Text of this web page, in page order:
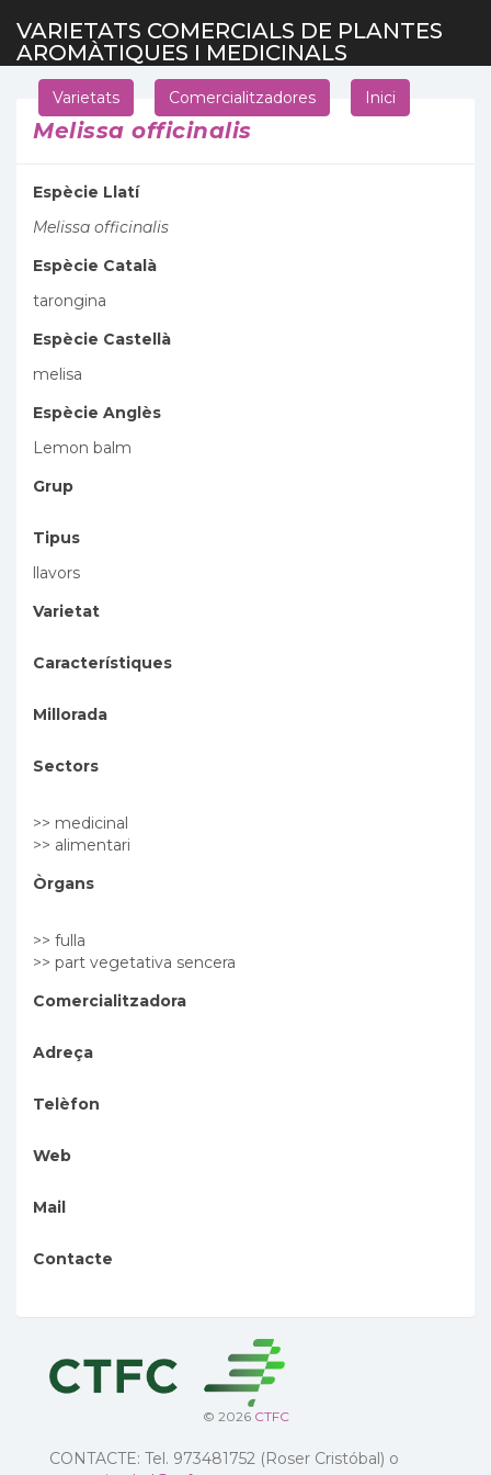
VARIETATS COMERCIALS DE PLANTES
AROMÀTIQUES I MEDICINALS
Varietats Comercialitzadores Inici
Melissa officinalis
Espècie Llatí
Melissa officinalis
Espècie Català
tarongina
Espècie Castellà
melisa
Espècie Anglès
Lemon balm
Grup
Tipus
llavors
Varietat
Característiques
Millorada
Sectors
>> medicinal
>> alimentari
Òrgans
>> fulla
>> part vegetativa sencera
Comercialitzadora
Adreça
Telèfon
Web
Mail
Contacte
© 2026 CTFC
CONTACTE: Tel. 973481752 (Roser Cristóbal) o